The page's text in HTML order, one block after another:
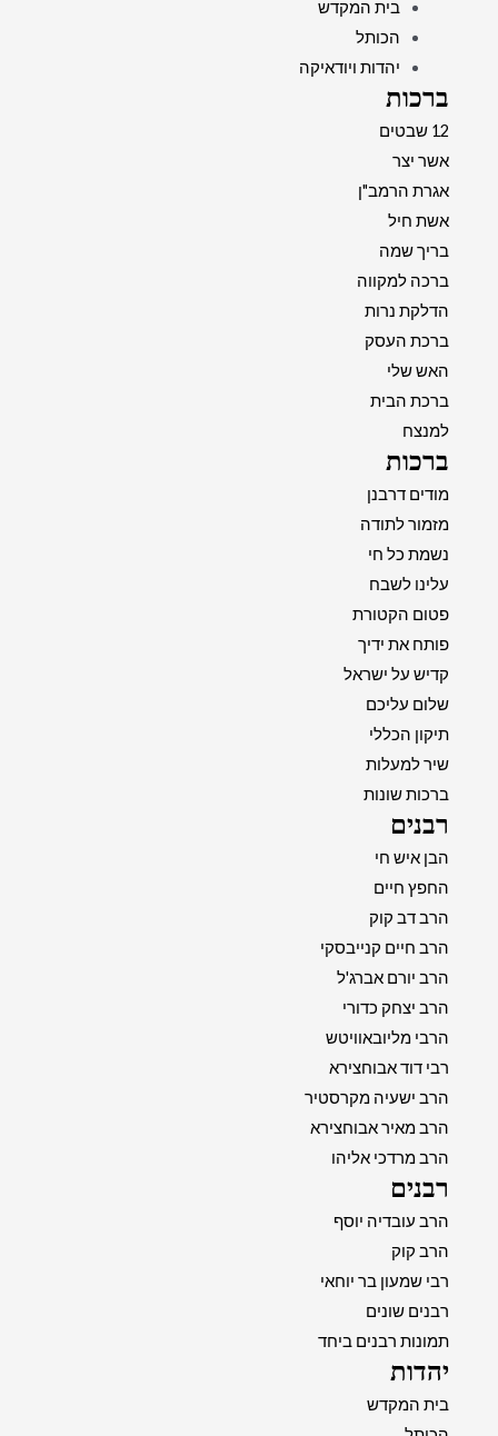
בית המקדש
הכותל
יהדות ויודאיקה
ברכות
12 שבטים
אשר יצר
אגרת הרמב"ן
אשת חיל
בריך שמה
ברכה למקווה
הדלקת נרות
ברכת העסק
האש שלי
ברכת הבית
למנצח
ברכות
מודים דרבנן
מזמור לתודה
נשמת כל חי
עלינו לשבח
פטום הקטורת
פותח את ידיך
קדיש על ישראל
שלום עליכם
תיקון הכללי
שיר למעלות
ברכות שונות
רבנים
הבן איש חי
החפץ חיים
הרב דב קוק
הרב חיים קנייבסקי
הרב יורם אברג'ל
הרב יצחק כדורי
הרבי מליובאוויטש
רבי דוד אבוחצירא
הרב ישעיה מקרסטיר
הרב מאיר אבוחצירא
הרב מרדכי אליהו
רבנים
הרב עובדיה יוסף
הרב קוק
רבי שמעון בר יוחאי
רבנים שונים
תמונות רבנים ביחד
יהדות
בית המקדש